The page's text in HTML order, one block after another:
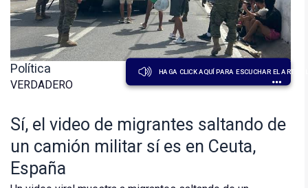
HAGA CLICK AQUÍ PARA ESCUCHAR EL
Política
VERDADERO
Sí, el video de migrantes saltando de
un camión militar sí es en Ceuta,
España